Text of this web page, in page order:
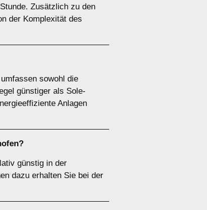
Zusätzlich zu den
der Komplexität des
sowohl die
günstiger als Sole-
Anlagen
günstig in der
dazu erhalten Sie bei der